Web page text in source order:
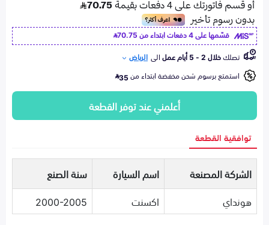
قسّمها على 4 دفعات ابتداء من
70.75
تصلكخلال 2 - 5 أيام عمل الى الرياض
استمتع برسوم شحن مخفضة ابتداء من35
أعلمني عند توفر القطعة
توافقية القطعة
الشركة المصنعة اسم السيارة
سنة الصنع
هونداي
اكسنت 2000-2005